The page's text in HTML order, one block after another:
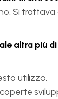
Si
altra più
utilizzo.